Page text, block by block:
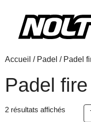
Accueil / Padel / Padel
Padel fire
2 résultats affichés